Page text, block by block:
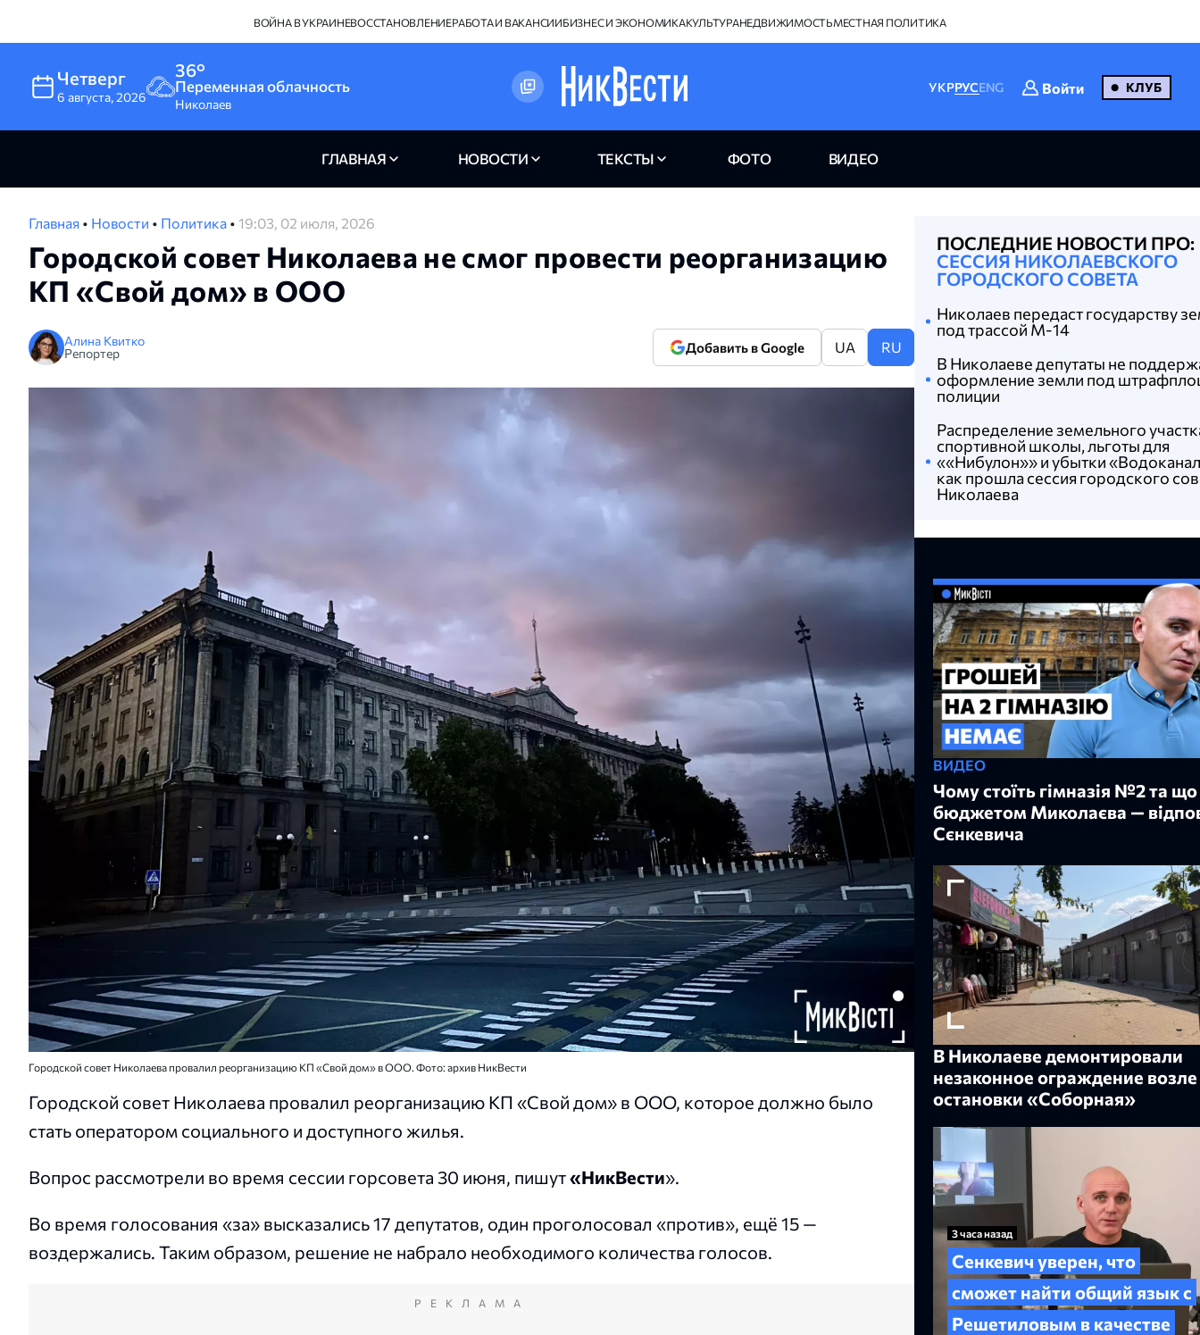
ВОЙНА В УКРАИНЕВОССТАНОВЛЕНИЕРАБОТА И ВАКАНСИИБИЗНЕС И ЭКОНОМИКАКУЛЬТУРАНЕДВИЖИМОСТЬМЕСТНАЯ ПОЛИТИКА
Четверг
6 августа,2026
36°
Переменная облачность
Николаев
УКРРУСENG Войти КЛУБ
ГЛАВНАЯ НОВОСТИ ТЕКСТЫ ФОТО ВИДЕО
Главная • Новости • Политика • 19:03, 02 июля, 2026
Городской совет Николаева не смог провести реорганизацию
КП «Свой дом» в ООО
Алина Квитко
Репортер
Добавить в Google UA RU
Городской совет Николаева провалил реорганизацию КП «Свой дом» в ООО. Фото: архив НикВести
Городской совет Николаева провалил реорганизацию КП «Свой дом» в ООО, которое должно было
стать оператором социального и доступного жилья.
Вопрос рассмотрели во время сессии горсовета 30 июня, пишут«НикВести».
Во время голосования «за» высказались 17 депутатов, один проголосовал «против», ещё 15 —
воздержались. Таким образом, решение не набрало необходимого количества голосов.
РЕКЛАМА
ПОСЛЕДНИЕ НОВОСТИ ПРО:
СЕССИЯ НИКОЛАЕВСКОГО
ГОРОДСКОГО СОВЕТА
Николаев передаст государству
под трассой М-14
В Николаеве депутаты не
оформление земли под
полиции
Распределение земельного
спортивной школы, льготы для
««Нибулон»» и убытки
как прошла сессия городского
Николаева
ВИДЕО
Чому стоїть гімназія №2 та що
бюджетом Миколаєва —
Сєнкевича
В Николаеве демонтировали
незаконное ограждение возле
остановки «Соборная»
3 часа назад
Сенкевич уверен, что
сможет найти общий язык с
Решетиловым в качестве